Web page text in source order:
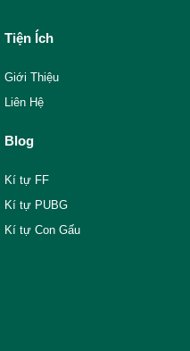
Tiện Ích
Giới Thiệu
Liên Hệ
Blog
Kí tự FF
Kí tự PUBG
Kí tự Con Gấu